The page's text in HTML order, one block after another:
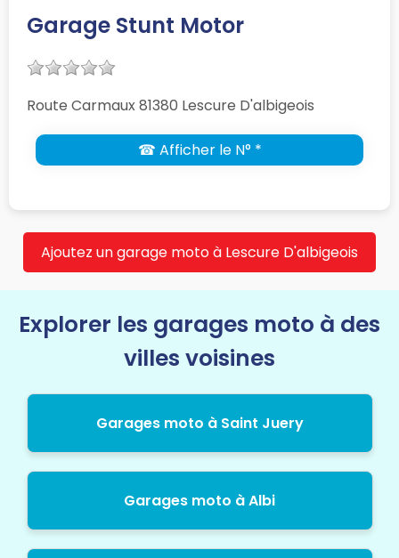
Garage Stunt Motor
Route Carmaux 81380 Lescure D'albigeois
☎ Afficher le N° *
Ajoutez un garage moto à Lescure D'albigeois
Explorer les garages moto à des
villes voisines
Garages moto à Saint Juery
Garages moto à Albi